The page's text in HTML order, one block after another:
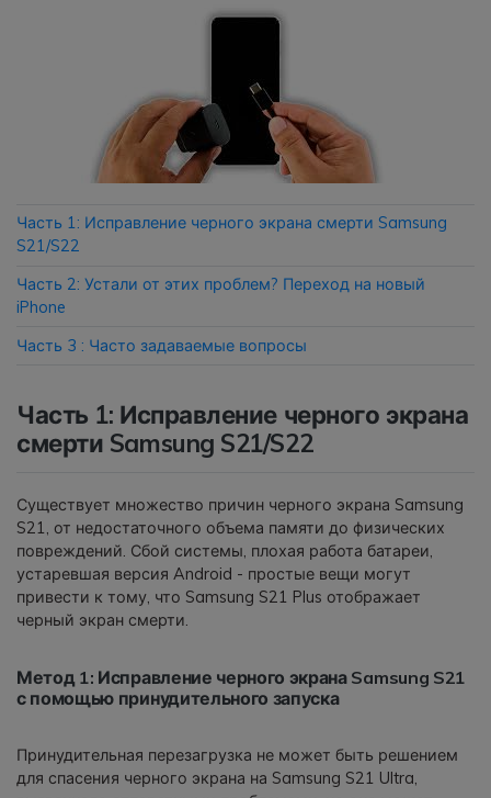
Переносите музыкальные
плейлисты с одного потокового
сервиса на другой.
Приложение
Mutsapper
WhatsApp Business без сброса
Приложение MobileTrans
устройствами.
Часть 1: Исправление черного экрана смерти Samsung
S21/S22
Часть 2: Устали от этих проблем? Переход на новый
iPhone
Часть 3 : Часто задаваемые вопросы
Часть 1: Исправление черного экрана
смерти Samsung S21/S22
Существует множество причин черного экрана Samsung
S21, от недостаточного объема памяти до физических
повреждений. Сбой системы, плохая работа батареи,
устаревшая версия Android - простые вещи могут
привести к тому, что Samsung S21 Plus отображает
черный экран смерти.
Метод 1: Исправление черного экрана Samsung S21
с помощью принудительного запуска
Принудительная перезагрузка не может быть решением
для спасения черного экрана на Samsung S21 Ultra,